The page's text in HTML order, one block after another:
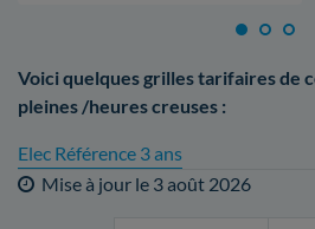
Voici quelques grilles tarifaires de
pleines /heures creuses :
Elec Référence 3 ans
Mise à jour le 3 août 2026